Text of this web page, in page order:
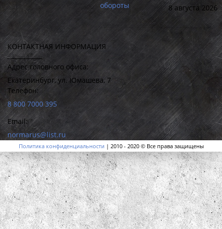
8 августа 2026
КОНТАКТНАЯ ИНФОРМАЦИЯ
Адрес головного офиса:
Екатеринбург, ул. Юмашева, 7
Телефон:
8 800 7000 395
Email:
normarus@list.ru
Политика конфиденциальности | 2010 - 2020 © Все права защищены